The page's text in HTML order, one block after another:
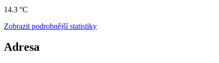
14.3 °C
Zobrazit podrobnější statistiky
Adresa